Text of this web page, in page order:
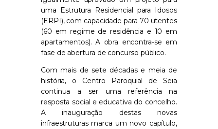
uma Estrutura Residencial para Idosos
(ERPI), com capacidade para 70 utentes
(60 em regime de residência e 10 em
apartamentos). A obra encontra-se em
fase de abertura de concurso público.
Com mais de sete décadas e meia de
história, o Centro Paroquial de Seia
continua a ser uma referência na
resposta social e educativa do concelho.
A inauguração destas novas
infraestruturas marca um novo capítulo,